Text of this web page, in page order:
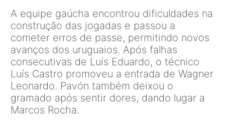
A equipe gaúcha encontrou dificuldades na
construção das jogadas e passou a
cometer erros de passe, permitindo novos
avanços dos uruguaios. Após falhas
consecutivas de Luís Eduardo, o técnico
Luís Castro promoveu a entrada de Wagner
Leonardo. Pavón também deixou o
gramado após sentir dores, dando lugar a
Marcos Rocha.